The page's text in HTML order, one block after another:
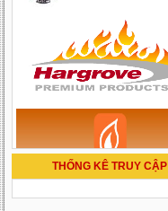
THỐNG KÊ TRUY CẬP